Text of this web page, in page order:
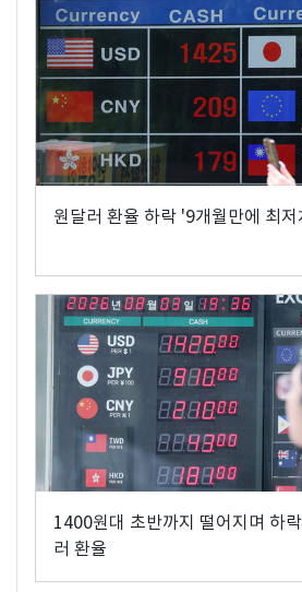
원달러 환율 하락 '9개월만에 최저
1400원대 초반까지 떨어지며 하
러 환율